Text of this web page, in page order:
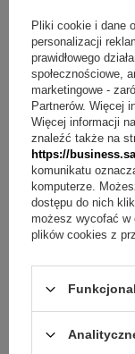
Pliki cookie i dane
personalizacji
prawidłowego
społecznościowe,
marketingowe -
Partnerów. Więcej
Więcej informacji
znaleźć także na
https://
komunikatu
komputerze.
dostępu do nich
możesz wycofać w
plików cookies z